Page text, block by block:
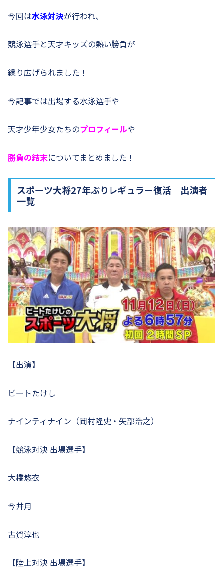
今回は水泳対決が行われ、
競泳選手と天才キッズの熱い勝負が
繰り広げられました！
今記事では出場する水泳選手や
天才少年少女たちのプロフィールや
勝負の結末についてまとめました！
スポーツ大将27年ぶりレギュラー復活 出演者
一覧
【出演】
ビートたけし
ナインティナイン（岡村隆史・矢部浩之）
【競泳対決 出場選手】
大橋悠衣
今井月
古賀淳也
【陸上対決 出場選手】